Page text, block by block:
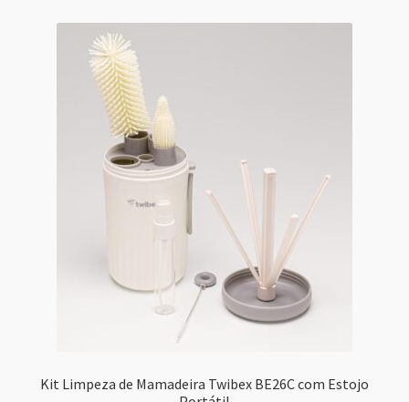
Kit Limpeza de Mamadeira Twibex BE26C com Estojo